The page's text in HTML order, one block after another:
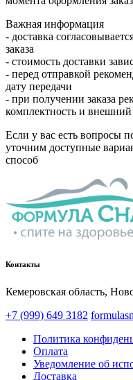
Важная информация
- доставка
заказа
- стоимость доставки
- перед отправкой
дату передачи
- при получении заказа
комплектность и внешний
Если у вас есть вопросы
уточним доступные
способ
Контакты
Кемеровская область,
+7 (999) 649 3182
Политика
Оплата
Уведомление об
Доставка